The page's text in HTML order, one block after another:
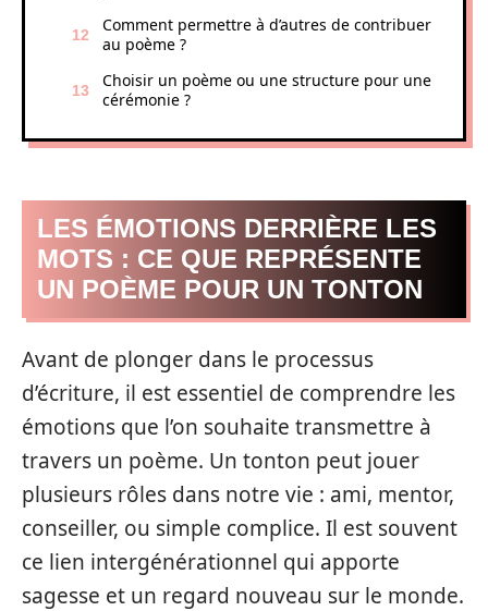
Comment permettre à d’autres de contribuer
au poème ?
Choisir un poème ou une structure pour une
cérémonie ?
LES ÉMOTIONS DERRIÈRE LES
MOTS : CE QUE REPRÉSENTE
UN POÈME POUR UN TONTON
Avant de plonger dans le processus
d’écriture, il est essentiel de comprendre les
émotions que l’on souhaite transmettre à
travers un poème. Un tonton peut jouer
plusieurs rôles dans notre vie : ami, mentor,
conseiller, ou simple complice. Il est souvent
ce lien intergénérationnel qui apporte
sagesse et un regard nouveau sur le monde.